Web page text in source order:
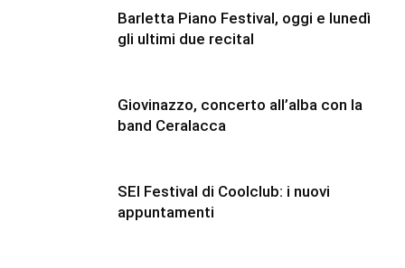
Barletta Piano Festival, oggi e lunedì
gli ultimi due recital
Giovinazzo, concerto all’alba con la
band Ceralacca
SEI Festival di Coolclub: i nuovi
appuntamenti